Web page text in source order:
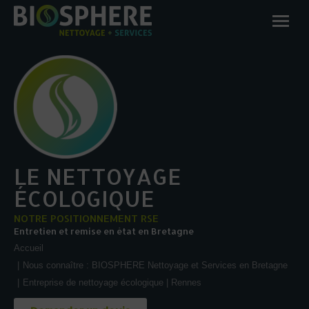
LE NETTOYAGE
ÉCOLOGIQUE
NOTRE POSITIONNEMENT RSE
Entretien et remise en état en Bretagne
Vous êtes ici :
Accueil
Nous connaître : BIOSPHERE Nettoyage et Services en Bretagne
Entreprise de nettoyage écologique | Rennes